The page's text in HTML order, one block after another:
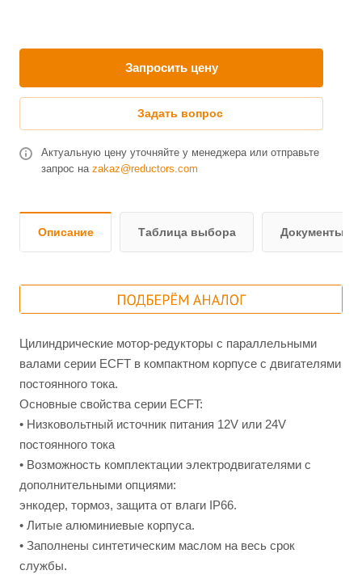
Запросить цену
Задать вопрос
Актуальную цену уточняйте у менеджера или отправьте
запрос на zakaz@reductors.com
Описание Таблица выбора Документы и
Цилиндрические мотор-редукторы c параллельными
валами серии ЕСFT в компактном корпусе c двигателями
постоянного тока.
Основные свойства серии ЕСFT:
• Низковольтный источник питания 12V или 24V
постоянного тока
• Возможность комплектации электродвигателями с
дополнительными опциями:
энкодер, тормоз, защита от влаги IP66.
• Литые алюминиевые корпуса.
• Заполнены синтетическим маслом на весь срок
службы.